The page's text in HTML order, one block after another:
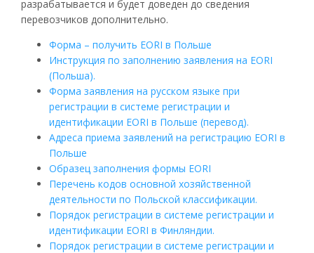
разрабатывается и будет доведен до сведения
перевозчиков дополнительно.
Форма – получить EORI в Польше
Инструкция по заполнению заявления на EORI
(Польша).
Форма заявления на русском языке при
регистрации в системе регистрации и
идентификации EORI в Польше (перевод).
Адреса приема заявлений на регистрацию EORI в
Польше
Образец заполнения формы EORI
Перечень кодов основной хозяйственной
деятельности по Польской классификации.
Порядок регистрации в системе регистрации и
идентификации EORI в Финляндии.
Порядок регистрации в системе регистрации и